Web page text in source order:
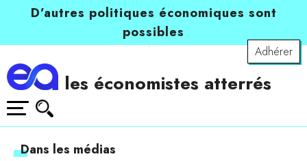
D’autres politiques économiques sont
possibles
Adhérer
les économistes atterrés
Dans les médias